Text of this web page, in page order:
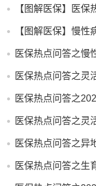
【图解医保】医
【图解医保】慢性
医保热点问答之慢
医保热点问答之灵
医保热点问答之灵
医保热点问答之异
医保热点问答之生